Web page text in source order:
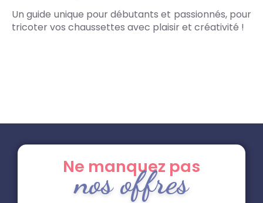
Un guide unique pour débutants et passionnés, pour
tricoter vos chaussettes avec plaisir et créativité !
Ne manquez pas
nos offres